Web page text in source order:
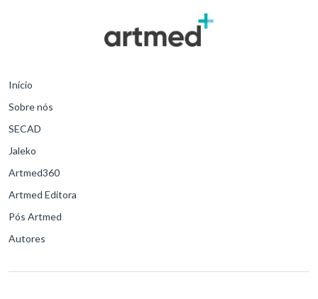
Início
Sobre nós
SECAD
Jaleko
Artmed360
Artmed Editora
Pós Artmed
Autores